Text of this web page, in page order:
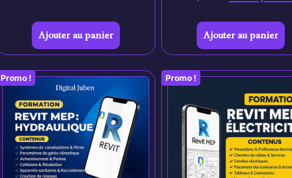
Ajouter au panier Ajouter au panier
Promo ! Promo !